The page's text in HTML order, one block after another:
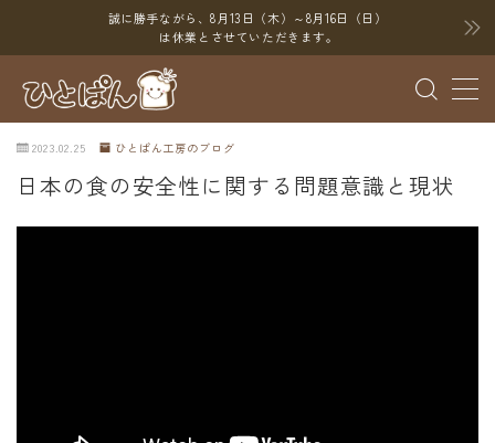
誠に勝手ながら、8月13日（木）～8月16日（日）
は休業とさせていただきます。
MENU
ブログ
2023.02.25 ひとぱん工房のブログ
日本の食の安全性に関する問題意識と現状